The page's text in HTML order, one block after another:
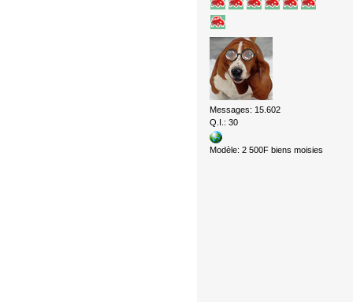
Messages: 15.602
Q.I.: 30
Modèle: 2 500F biens moisies